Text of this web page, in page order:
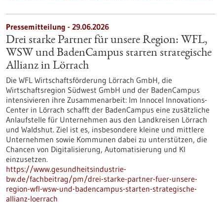
Pressemitteilung - 29.06.2026
Drei starke Partner für unsere Region: WFL,
WSW und BadenCampus starten strategische
Allianz in Lörrach
Die WFL Wirtschaftsförderung Lörrach GmbH, die
Wirtschaftsregion Südwest GmbH und der BadenCampus
intensivieren ihre Zusammenarbeit: Im Innocel Innovations-
Center in Lörrach schafft der BadenCampus eine zusätzliche
Anlaufstelle für Unternehmen aus den Landkreisen Lörrach
und Waldshut. Ziel ist es, insbesondere kleine und mittlere
Unternehmen sowie Kommunen dabei zu unterstützen, die
Chancen von Digitalisierung, Automatisierung und KI
einzusetzen.
https://www.gesundheitsindustrie-
bw.de/fachbeitrag/pm/drei-starke-partner-fuer-unsere-
region-wfl-wsw-und-badencampus-starten-strategische-
allianz-loerrach